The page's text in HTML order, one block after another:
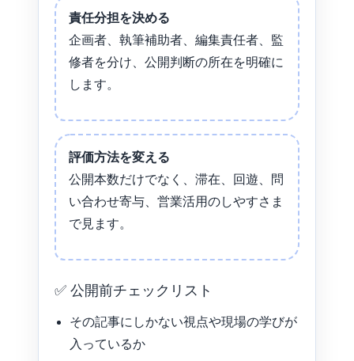
責任分担を決める
企画者、執筆補助者、編集責任者、監
修者を分け、公開判断の所在を明確に
します。
評価方法を変える
公開本数だけでなく、滞在、回遊、問
い合わせ寄与、営業活用のしやすさま
で見ます。
✅ 公開前チェックリスト
その記事にしかない視点や現場の学びが
入っているか